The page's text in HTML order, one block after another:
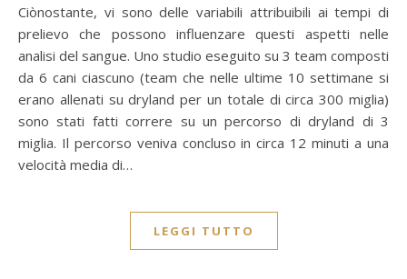
Ciònostante, vi sono delle variabili attribuibili ai tempi di
prelievo che possono influenzare questi aspetti nelle
analisi del sangue. Uno studio eseguito su 3 team composti
da 6 cani ciascuno (team che nelle ultime 10 settimane si
erano allenati su dryland per un totale di circa 300 miglia)
sono stati fatti correre su un percorso di dryland di 3
miglia. Il percorso veniva concluso in circa 12 minuti a una
velocità media di…
LEGGI TUTTO